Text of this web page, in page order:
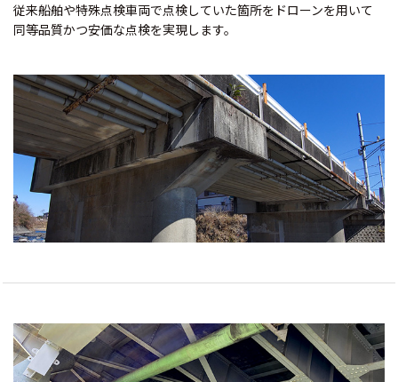
従来船舶や特殊点検車両で点検していた箇所をドローンを用いて
同等品質かつ安価な点検を実現します。